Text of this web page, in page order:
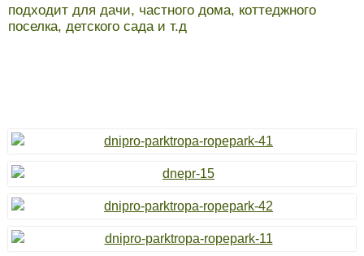
подходит для дачи, частного дома, коттеджного
поселка, детского сада и т.д